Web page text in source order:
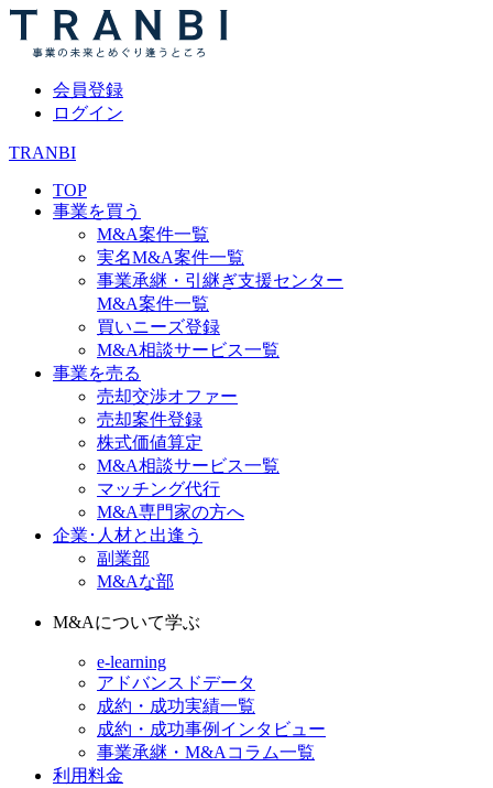
会員登録
ログイン
TRANBI
TOP
事業を買う
M&A案件一覧
実名M&A案件一覧
事業承継・引継ぎ支援センター
M&A案件一覧
買いニーズ登録
M&A相談サービス一覧
事業を売る
売却交渉オファー
売却案件登録
株式価値算定
M&A相談サービス一覧
マッチング代行
M&A専門家の方へ
企業･人材と出逢う
副業部
M&Aな部
M&Aについて学ぶ
e-learning
アドバンスドデータ
成約・成功実績一覧
成約・成功事例インタビュー
事業承継・M&Aコラム一覧
利用料金